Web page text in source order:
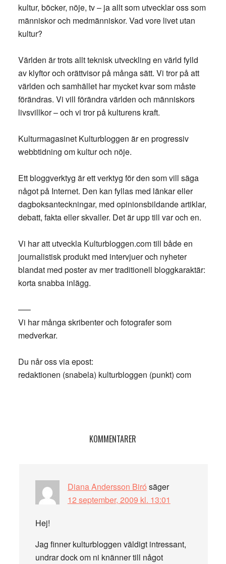
kultur, böcker, nöje, tv – ja allt som utvecklar oss som
människor och medmänniskor. Vad vore livet utan
kultur?
Världen är trots allt teknisk utveckling en värld fylld
av klyftor och orättvisor på många sätt. Vi tror på att
världen och samhället har mycket kvar som måste
förändras. Vi vill förändra världen och människors
livsvillkor – och vi tror på kulturens kraft.
Kulturmagasinet Kulturbloggen är en progressiv
webbtidning om kultur och nöje.
Ett bloggverktyg är ett verktyg för den som vill säga
något på Internet. Den kan fyllas med länkar eller
dagboksanteckningar, med opinionsbildande artiklar,
debatt, fakta eller skvaller. Det är upp till var och en.
Vi har att utveckla Kulturbloggen.com till både en
journalistisk produkt med intervjuer och nyheter
blandat med poster av mer traditionell bloggkaraktär:
korta snabba inlägg.
—–
Vi har många skribenter och fotografer som
medverkar.
Du når oss via epost:
redaktionen (snabela) kulturbloggen (punkt) com
Läsarkommentarer
KOMMENTARER
Diana Andersson Biró säger
12 september, 2009 kl. 13:01
Hej!
Jag finner kulturbloggen väldigt intressant,
undrar dock om ni knänner till något